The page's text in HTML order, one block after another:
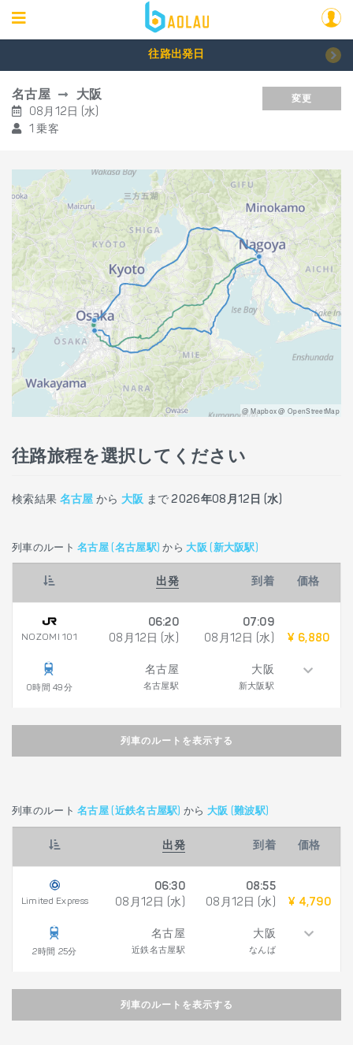
往路出発日
名古屋 大阪
08月12日 (水)
1 乗客
変更
@ Mapbox @ OpenStreetMap
往路旅程を選択してください
検索結果 名古屋 から 大阪 まで2026年08月12日 (水)
列車のルート名古屋 (名古屋駅) から 大阪 (新大阪駅)
出発 到着 価格
NOZOMI 101
0時間 49分
06:20
08月12日 (水)
名古屋
名古屋駅
07:09
08月12日 (水)
大阪
新大阪駅
¥ 6,880
列車のルートを表示する
列車のルート名古屋 (近鉄名古屋駅) から 大阪 (難波駅)
出発 到着 価格
Limited Express
2時間 25分
06:30
08月12日 (水)
名古屋
近鉄名古屋駅
08:55
08月12日 (水)
大阪
なんば
¥ 4,790
列車のルートを表示する